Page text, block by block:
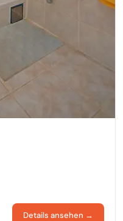
Details ansehen →